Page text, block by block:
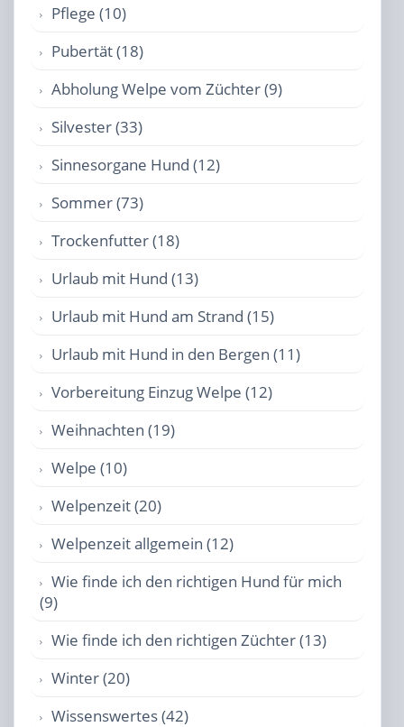
Pflege (10)
Pubertät (18)
Abholung Welpe vom Züchter (9)
Silvester (33)
Sinnesorgane Hund (12)
Sommer (73)
Trockenfutter (18)
Urlaub mit Hund (13)
Urlaub mit Hund am Strand (15)
Urlaub mit Hund in den Bergen (11)
Vorbereitung Einzug Welpe (12)
Weihnachten (19)
Welpe (10)
Welpenzeit (20)
Welpenzeit allgemein (12)
Wie finde ich den richtigen Hund für mich
(9)
Wie finde ich den richtigen Züchter (13)
Winter (20)
Wissenswertes (42)